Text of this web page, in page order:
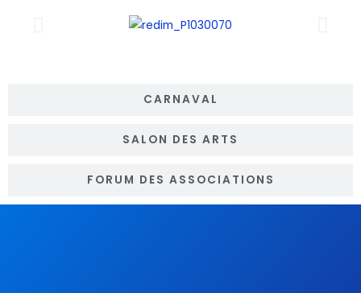
CARNAVAL
SALON DES ARTS
FORUM DES ASSOCIATIONS